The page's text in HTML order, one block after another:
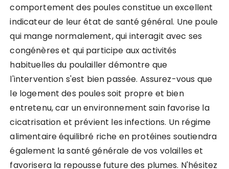
comportement des poules constitue un excellent
indicateur de leur état de santé général. Une poule
qui mange normalement, qui interagit avec ses
congénères et qui participe aux activités
habituelles du poulailler démontre que
l'intervention s'est bien passée. Assurez-vous que
le logement des poules soit propre et bien
entretenu, car un environnement sain favorise la
cicatrisation et prévient les infections. Un régime
alimentaire équilibré riche en protéines soutiendra
également la santé générale de vos volailles et
favorisera la repousse future des plumes. N'hésitez